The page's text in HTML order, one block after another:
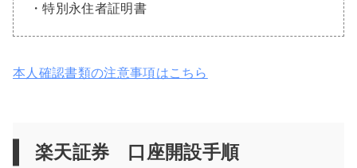
・特別永住者証明書
本人確認書類の注意事項はこちら
楽天証券 口座開設手順